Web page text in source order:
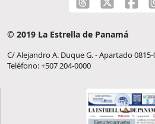
© 2019 La Estrella de Panamá
C/ Alejandro A. Duque G. - Apartado
Teléfono: +507 204-0000